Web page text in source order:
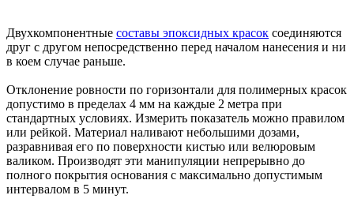
Двухкомпонентные составы эпоксидных красок соединяются
друг с другом непосредственно перед началом нанесения и ни
в коем случае раньше.
Отклонение ровности по горизонтали для полимерных красок
допустимо в пределах 4 мм на каждые 2 метра при
стандартных условиях. Измерить показатель можно правилом
или рейкой. Материал наливают небольшими дозами,
разравнивая его по поверхности кистью или велюровым
валиком. Производят эти манипуляции непрерывно до
полного покрытия основания с максимально допустимым
интервалом в 5 минут.